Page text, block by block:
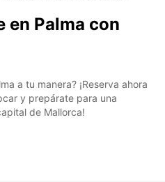
en Palma con
a tu manera? ¡Reserva ahora
y prepárate para una
de Mallorca!